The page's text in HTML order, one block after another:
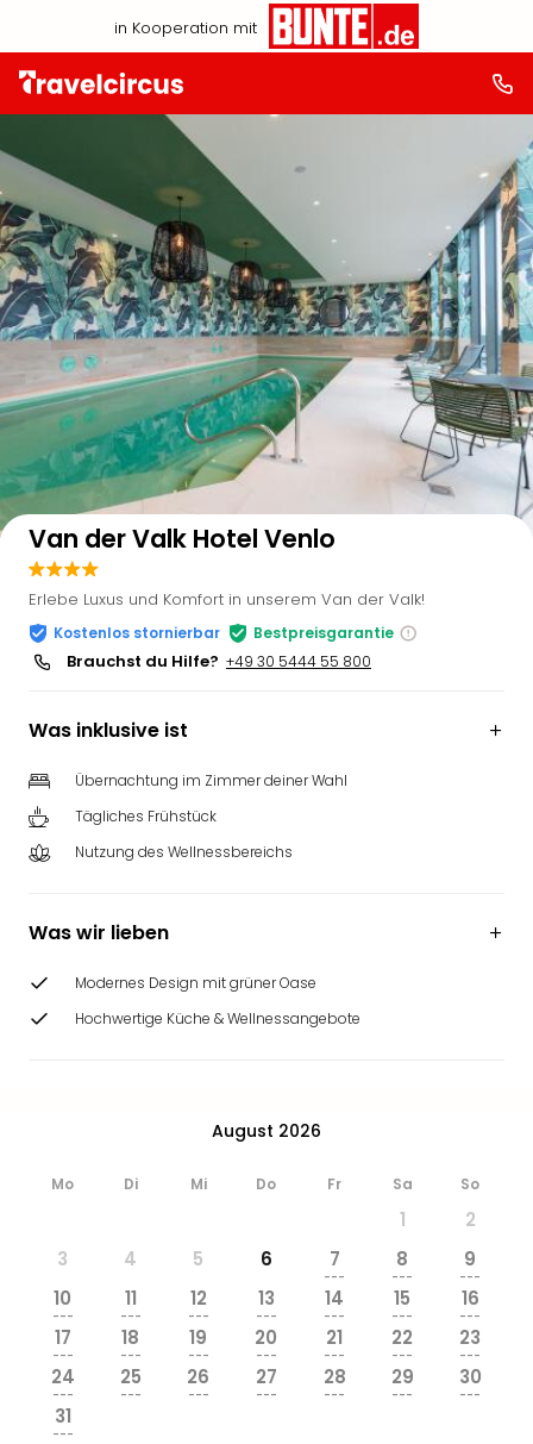
in Kooperation mit
Auf der Karte anzeigen
Van der Valk Hotel Venlo
Erlebe Luxus und Komfort in unserem Van der Valk!
Kostenlos stornierbar Bestpreisgarantie
Brauchst du Hilfe? +49 30 5444 55 800
Was inklusive ist
Übernachtung im Zimmer deiner Wahl
Tägliches Frühstück
Nutzung des Wellnessbereichs
Was wir lieben
Modernes Design mit grüner Oase
Hochwertige Küche & Wellnessangebote
August 2026
Mo Di Mi Do Fr Sa So
1
2
3
4 5 6 7
---
8
---
9
---
10
---
11
---
12
---
13
---
14
---
15
---
16
---
17
---
18
---
19
---
20
---
21
---
22
---
23
---
24
---
25
---
26
---
27
---
28
---
29
---
30
---
31
---